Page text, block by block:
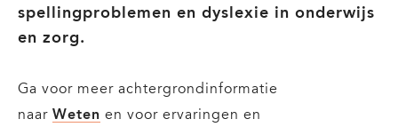
spellingproblemen en dyslexie in onderwijs
en zorg.
Ga voor meer achtergrondinformatie
naar Weten en voor ervaringen en